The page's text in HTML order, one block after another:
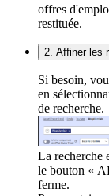
offres
restituée.
2. Affiner les
Si besoin,
en
de recherche.
La recherche
le bouton «
ferme.